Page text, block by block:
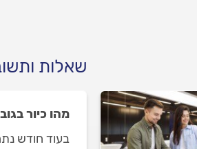
שאלות
מהו כיור
בעוד חודש